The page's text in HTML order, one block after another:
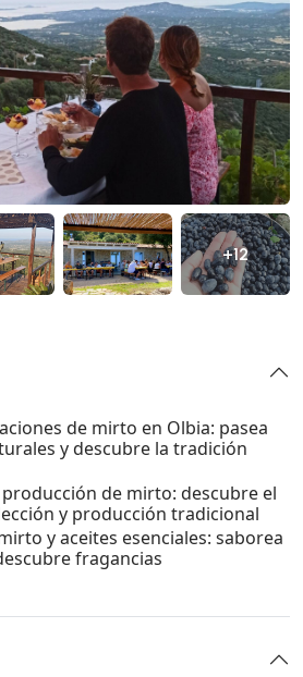
+12
de mirto en Olbia: pasea
y descubre la tradición
de mirto: descubre el
y producción tradicional
y aceites esenciales: saborea
fragancias